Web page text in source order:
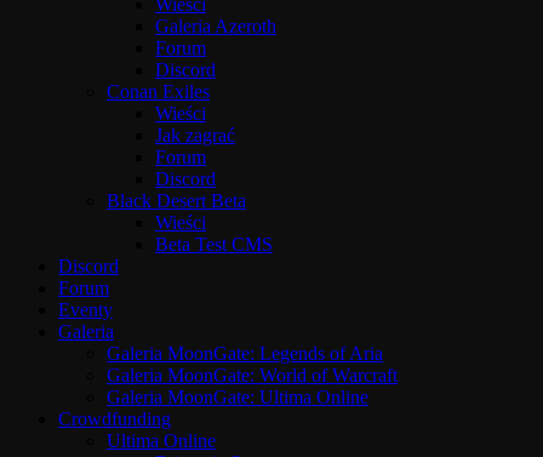
Wieści
Galeria Azeroth
Forum
Discord
Conan Exiles
Wieści
Jak zagrać
Forum
Discord
Black Desert Beta
Wieści
Beta Test CMS
Discord
Forum
Eventy
Galeria
Galeria MoonGate: Legends of Aria
Galeria MoonGate: World of Warcraft
Galeria MoonGate: Ultima Online
Crowdfunding
Ultima Online